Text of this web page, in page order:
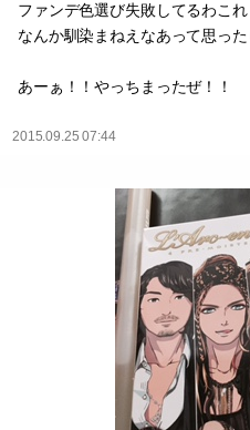
ファンデ色選び失敗してるわこれ
なんか馴染まねえなあって思っ
あーぁ！！やっちまったぜ！！
2015.09.25 07:44